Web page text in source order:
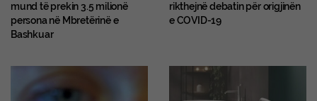
mund të prekin 3.5 milionë
persona në Mbretërinë e
Bashkuar
rikthejnë debatin për origjinën
e COVID-19